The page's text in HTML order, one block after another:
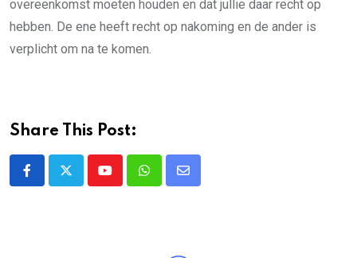
overeenkomst moeten houden en dat jullie daar recht op
hebben. De ene heeft recht op nakoming en de ander is
verplicht om na te komen.
Share This Post:
YoutubeWhatsappShare